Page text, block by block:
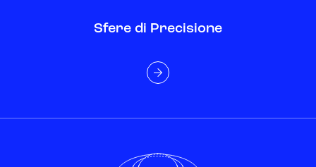
Sfere di Precisione